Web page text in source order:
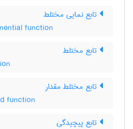
تابع نمایی مختلط
function
تابع مختلط
تابع مختلط مقدار
function
تابع پیچیدگی